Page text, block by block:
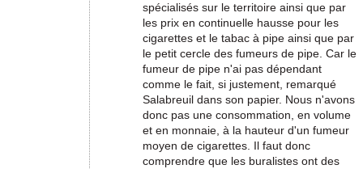
spécialisés sur le territoire ainsi que par
les prix en continuelle hausse pour les
cigarettes et le tabac à pipe ainsi que par
le petit cercle des fumeurs de pipe. Car le
fumeur de pipe n'ai pas dépendant
comme le fait, si justement, remarqué
Salabreuil dans son papier. Nous n'avons
donc pas une consommation, en volume
et en monnaie, à la hauteur d'un fumeur
moyen de cigarettes. Il faut donc
comprendre que les buralistes ont des